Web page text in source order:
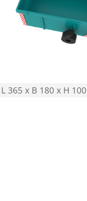
L 365 x B 180 x H 100